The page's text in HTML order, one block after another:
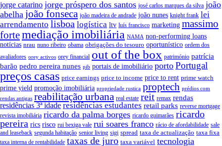
jorge catarino jorge próspero dos santos josé carlos marques da silva joão
abelha joão fonseca joão madeira de andrade joão nunes knight frank lei
arrendamento lisboa logística ltv luís francisco marketing massimo
fortemediação imobiliária NAMA non-performing loans
notícias nrau nuno ribeiro obama obrigações do tesouro oportunístico ordem dos
avaliadores orey activos orey financial out of the box património patrícia
barão pedro pereira nunes pib portais de imobiliário porto Portugal
preços casas price earnings price to income price to rent prime watch
prime yield promoção imobiliária propriedade rustica proptech prédios com
rendas antigas reabilitação urbana real estate reit remax rendas
residências 3ª idade residências estudantes retail parks reverse mortgage
revista imobiliária ricardo da palma borges ricardo guimarães ricardo
pereira rics risco rui bexiga vale rui soares franco rácio de afordabilidade sale
and leaseback segunda habitação senior living sigi spread taxa de actualização taxa fixa
taxa interna de rentabilidade taxas de juro taxa variável tecnologia